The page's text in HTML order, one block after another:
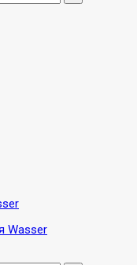
Wasser